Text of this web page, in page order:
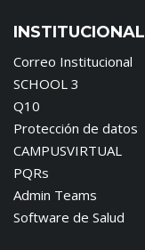
INSTITUCIONAL
Correo Institucional
SCHOOL 3
Q10
Protección de datos
CAMPUSVIRTUAL
PQRs
Admin Teams
Software de Salud